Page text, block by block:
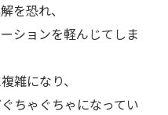
を恐れ、
ションを軽んじてしま
雑になり、
ちゃぐちゃになってい